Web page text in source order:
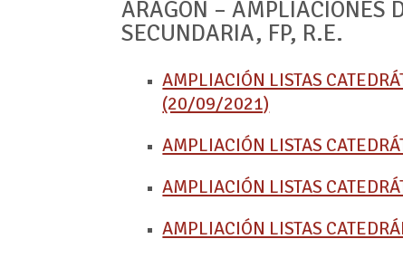
ARAGÓN – AMPLIACIONES
SECUNDARIA, FP, R.E.
AMPLIACIÓN LISTAS
(20/09/2021)
AMPLIACIÓN LISTAS
AMPLIACIÓN LISTAS
AMPLIACIÓN LISTAS